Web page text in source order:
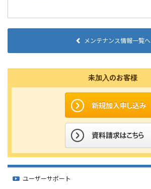
メンテナンス情報一覧へ
未加入のお客様
ユーザーサポート